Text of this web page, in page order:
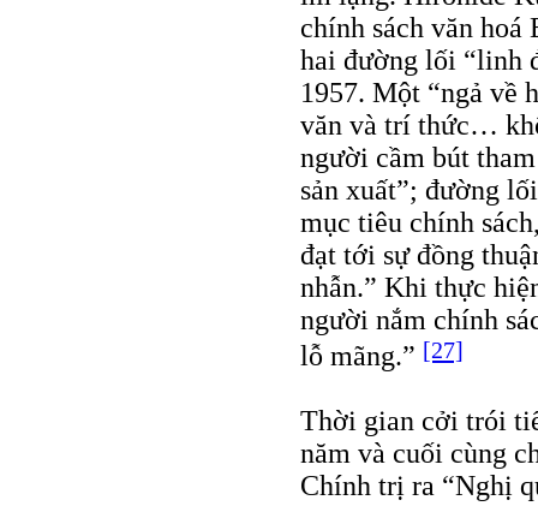
chính sách văn hoá
hai đường lối “linh
1957. Một “ngả về
văn và trí thức…
người cầm bút
sản xuất”; đường
mục tiêu chính
đạt tới sự đồng
nhẫn.” Khi thực
người nắm chính
lỗ mãng.” [27]
Thời gian cởi trói
năm và cuối cùng
Chính trị ra “Nghị